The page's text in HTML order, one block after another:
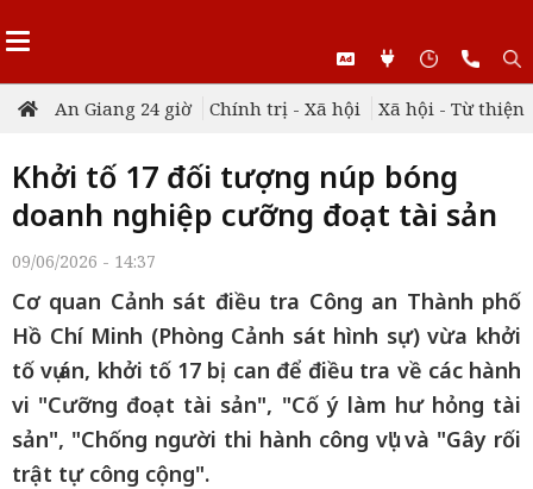
An Giang 24 giờ Chính trị - Xã hội Xã hội - Từ thiện
Khởi tố 17 đối tượng núp bóng
doanh nghiệp cưỡng đoạt tài sản
09/06/2026 - 14:37
Cơ quan Cảnh sát điều tra Công an Thành phố
Hồ Chí Minh (Phòng Cảnh sát hình sự) vừa khởi
tố vụ án, khởi tố 17 bị can để điều tra về các hành
vi "Cưỡng đoạt tài sản", "Cố ý làm hư hỏng tài
sản", "Chống người thi hành công vụ" và "Gây rối
trật tự công cộng".